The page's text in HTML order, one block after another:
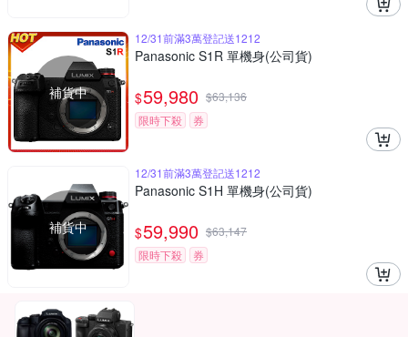
補貨中
12/31前滿3萬登記送1212
Panasonic S1R 單機身(公司貨)
$59,980 $63,136
限時下殺
券
補貨中
12/31前滿3萬登記送1212
Panasonic S1H 單機身(公司貨)
$59,990 $63,147
限時下殺
券